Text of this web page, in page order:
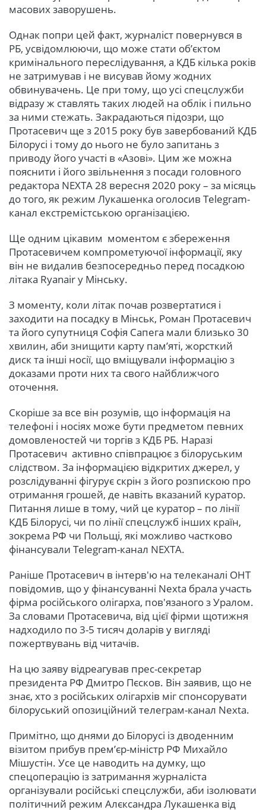
масових заворушень.
Однак попри цей факт, журналіст повернувся в
РБ, усвідомлюючи, що може стати об’єктом
кримінального переслідування, а КДБ кілька років
не затримував і не висував йому жодних
обвинувачень. Це при тому, що усі спецслужби
відразу ж ставлять таких людей на облік і пильно
за ними стежать. Закрадаються підозри, що
Протасевич ще з 2015 року був завербований КДБ
Білорусі і тому до нього не було запитань з
приводу його участі в «Азові». Цим же можна
пояснити і його звільнення з посади головного
редактора NEXTA 28 вересня 2020 року – за місяць
до того, як режим Лукашенка оголосив Telegram-
канал екстремістською організацією.
Ще одним цікавим моментом є збереження
Протасевичем компрометуючої інформації, яку
він не видалив безпосередньо перед посадкою
літака Ryanair у Мінську.
З моменту, коли літак почав розвертатися і
заходити на посадку в Мінськ, Роман Протасевич
та його супутниця Софія Сапега мали близько 30
хвилин, аби знищити карту пам’яті, жорсткий
диск та інші носії, що вміщували інформацію з
доказами проти них та свого найближчого
оточення.
Скоріше за все він розумів, що інформація на
телефоні і носіях може бути предметом певних
домовленостей чи торгів з КДБ РБ. Наразі
Протасевич активно співпрацює з білоруським
слідством. За інформацією відкритих джерел, у
розслідуванні фігурує скрін з його розпискою про
отримання грошей, де навіть вказаний куратор.
Питання лише в тому, чий це куратор – по лінії
КДБ Білорусі, чи по лінії спецслужб інших країн,
зокрема РФ чи Польщі, які можливо частково
фінансували Telegram-канал NEXTA.
Раніше Протасевич в інтерв'ю на телеканалі ОНТ
повідомив, що у фінансуванні Nexta брала участь
фірма російського олігарха, пов'язаного з Уралом.
За словами Протасевича, від цієї фірми щотижня
надходило по 3-5 тисяч доларів у вигляді
пожертвувань від читачів.
На цю заяву відреагував прес-секретар
президента РФ Дмитро Пєсков. Він заявив, що не
знає, хто з російських олігархів міг спонсорувати
білоруський опозиційний телеграм-канал Nexta.
Примітно, що днями до Білорусі із дводенним
візитом прибув прем’єр-міністр РФ Михайло
Мішустін. Усе це наводить на думку, що
спецоперацію із затримання журналіста
організували російські спецслужби, аби ізолювати
політичний режим Алєксандра Лукашенка від